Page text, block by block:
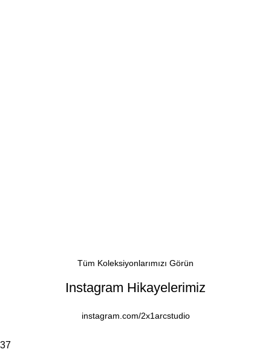
Tüm Koleksiyonlarımızı Görün
Instagram Hikayelerimiz
instagram.com/2x1arcstudio
37